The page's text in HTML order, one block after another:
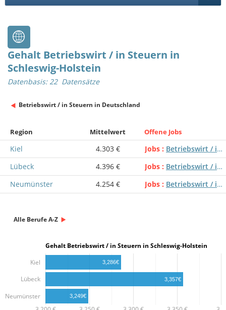
Gehalt Betriebswirt / in Steuern in
Schleswig-Holstein
Datenbasis: 22 Datensätze
Betriebswirt / in Steuern in Deutschland
Region Mittelwert Offene Jobs
Kiel 4.303 € Jobs
Betriebswirt / in Steuern
Lübeck
4.396 € Jobs
Betriebswirt / in Steuern
Neumünster
4.254 € Jobs Betriebswirt / in Steuern
Alle Berufe A-Z
Gehalt Betriebswirt / in Steuern in Schleswig-Holstein
Kiel
Lübeck
Neumünster
3,286€
3,357€
3,249€